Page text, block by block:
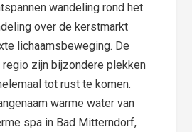
wandeling rond het
over de kerstmarkt
lichaamsbeweging. De
regio zijn bijzondere plekken
tot rust te komen.
warme water van
spa in Bad Mitterndorf,